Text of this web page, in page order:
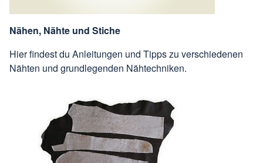
Nähen, Nähte und Stiche
Hier findest du Anleitungen und Tipps zu verschiedenen
Nähten und grundlegenden Nähtechniken.